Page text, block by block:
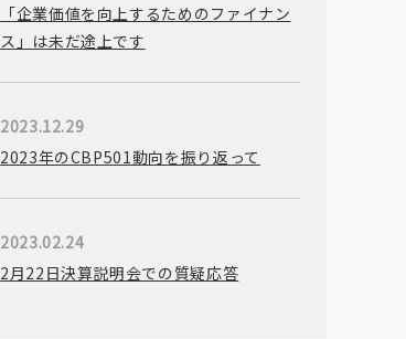
「企業価値を向上するためのファイナン
ス」は未だ途上です
2023.12.29
2023年のCBP501動向を振り返って
2023.02.24
2月22日決算説明会での質疑応答